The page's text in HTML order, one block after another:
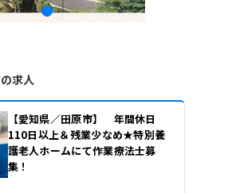
求人
【愛知県／田原市】 年間休日
110日以上＆残業少なめ★特別養
護老人ホームにて作業療法士募
集！